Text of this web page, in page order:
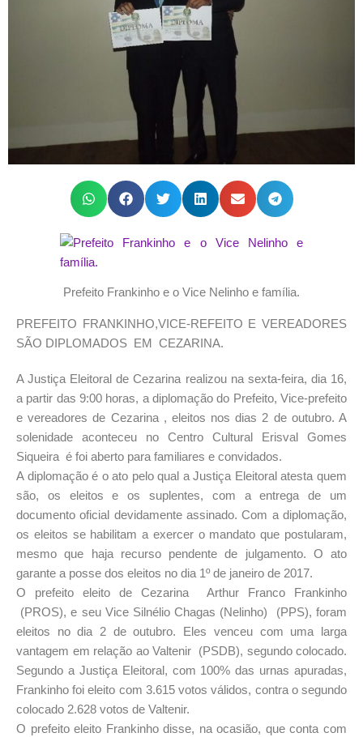
Prefeito Frankinho e o Vice Nelinho e família.
PREFEITO FRANKINHO,VICE-REFEITO E VEREADORES
SÃO DIPLOMADOS EM CEZARINA.
A Justiça Eleitoral de Cezarina realizou na sexta-feira, dia 16,
a partir das 9:00 horas, a diplomação do Prefeito, Vice-prefeito
e vereadores de Cezarina , eleitos nos dias 2 de outubro. A
solenidade aconteceu no Centro Cultural Erisval Gomes
Siqueira é foi aberto para familiares e convidados.
A diplomação é o ato pelo qual a Justiça Eleitoral atesta quem
são, os eleitos e os suplentes, com a entrega de um
documento oficial devidamente assinado. Com a diplomação,
os eleitos se habilitam a exercer o mandato que postularam,
mesmo que haja recurso pendente de julgamento. O ato
garante a posse dos eleitos no dia 1º de janeiro de 2017.
O prefeito eleito de Cezarina Arthur Franco Frankinho
(PROS), e seu Vice Silnélio Chagas (Nelinho) (PPS), foram
eleitos no dia 2 de outubro. Eles venceu com uma larga
vantagem em relação ao Valtenir (PSDB), segundo colocado.
Segundo a Justiça Eleitoral, com 100% das urnas apuradas,
Frankinho foi eleito com 3.615 votos válidos, contra o segundo
colocado 2.628 votos de Valtenir.
O prefeito eleito Frankinho disse, na ocasião, que conta com